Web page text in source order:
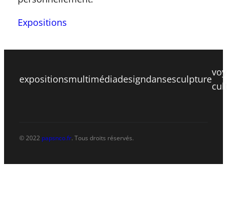
Expositions
expositionsmultimédiadesigndansesculpture
© 2022 papsnco.fr. Tous droits réservés.